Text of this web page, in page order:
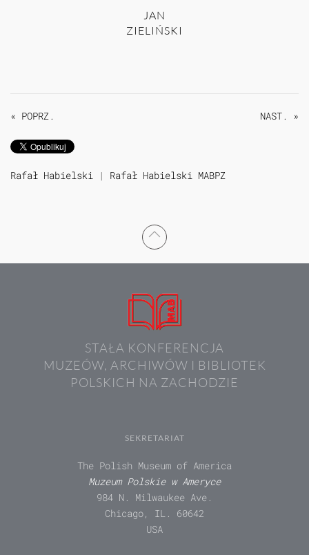
JAN
ZIELIŃSKI
« POPRZ. NAST. »
Rafał Habielski | Rafał Habielski MABPZ
STAŁA KONFERENCJA
MUZEÓW, ARCHIWÓW I BIBLIOTEK
POLSKICH NA ZACHODZIE
SEKRETARIAT
The Polish Museum of America
Muzeum Polskie w Ameryce
984 N. Milwaukee Ave.
Chicago, IL. 60642
USA